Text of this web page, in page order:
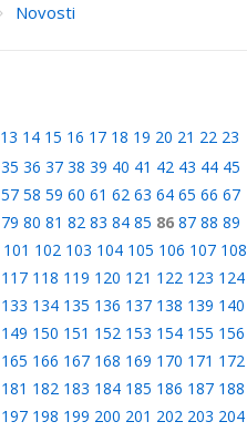
Novosti
13 14 15 16 17 18 19 20 21 22 23
35 36 37 38 39 40 41 42 43 44 45
57 58 59 60 61 62 63 64 65 66 67
79 80 81 82 83 84 85 86 87 88 89
101 102 103 104 105 106 107 108
117 118 119 120 121 122 123 124
133 134 135 136 137 138 139 140
149 150 151 152 153 154 155 156
165 166 167 168 169 170 171 172
181 182 183 184 185 186 187 188
197 198 199 200 201 202 203 204